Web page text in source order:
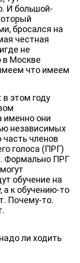
И большой-
бросался на
честная
не
в Москве
что имеем
в этом году
именно они
независимых
членов
голоса (ПРГ)
Формально ПРГ
обучение на
а к обучению-то
Почему-то.
ли ходить